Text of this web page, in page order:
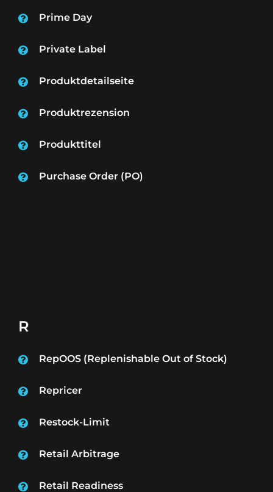
Prime Day
Private Label
Produktdetailseite
Produktrezension
Produkttitel
Purchase Order (PO)
R
RepOOS (Replenishable Out of Stock)
Repricer
Restock-Limit
Retail Arbitrage
Retail Readiness